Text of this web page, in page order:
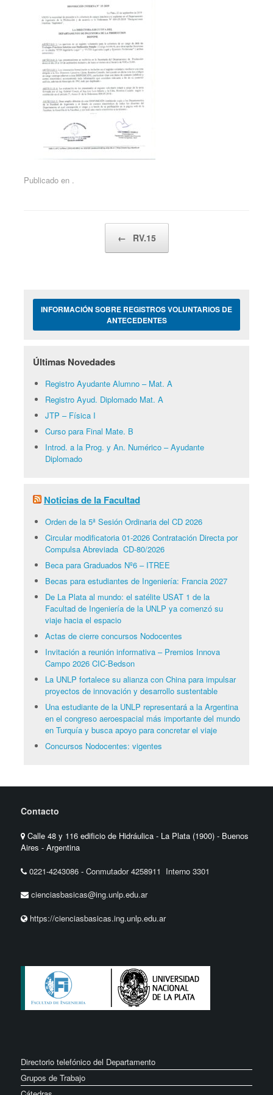
Publicado en .
← RV.15
INFORMACIÓN SOBRE REGISTROS VOLUNTARIOS DE
ANTECEDENTES
Últimas Novedades
Registro Ayudante Alumno – Mat. A
Registro Ayud. Diplomado Mat. A
JTP – Física I
Curso para Final Mate. B
Introd. a la Prog. y An. Numérico – Ayudante
Diplomado
Noticias de la Facultad
Orden de la 5ª Sesión Ordinaria del CD 2026
Circular modificatoria 01-2026 Contratación Directa por
Compulsa Abreviada CD-80/2026
Beca para Graduados Nº6 – ITREE
Becas para estudiantes de Ingeniería: Francia 2027
De La Plata al mundo: el satélite USAT 1 de la
Facultad de Ingeniería de la UNLP ya comenzó su
viaje hacia el espacio
Actas de cierre concursos Nodocentes
Invitación a reunión informativa – Premios Innova
Campo 2026 CIC-Bedson
La UNLP fortalece su alianza con China para impulsar
proyectos de innovación y desarrollo sustentable
Una estudiante de la UNLP representará a la Argentina
en el congreso aeroespacial más importante del mundo
en Turquía y busca apoyo para concretar el viaje
Concursos Nodocentes: vigentes
Contacto
Calle 48 y 116 edificio de Hidráulica - La Plata (1900) - Buenos
Aires - Argentina
0221-4243086 -Conmutador 4258911 Interno 3301
cienciasbasicas@ing.unlp.edu.ar
https://cienciasbasicas.ing.unlp.edu.ar
Directorio telefónico del Departamento
Grupos de Trabajo